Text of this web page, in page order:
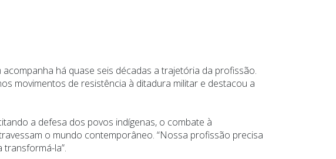
há quase seis décadas a trajetória da profissão.
movimentos de resistência à ditadura militar e destacou a
a defesa dos povos indígenas, o combate à
o mundo contemporâneo. “Nossa profissão precisa
la”.